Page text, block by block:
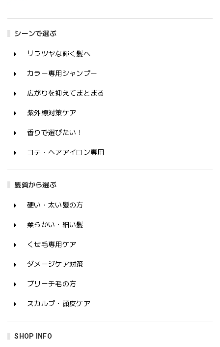
シーンで選ぶ
サラツヤな輝く髪へ
カラー専用シャンプー
広がりを抑えてまとまる
紫外線対策ケア
香りで選びたい！
コテ・ヘアアイロン専用
髪質から選ぶ
硬い・太い髪の方
柔らかい・細い髪
くせ毛専用ケア
ダメージケア対策
ブリーチ毛の方
スカルプ・頭皮ケア
SHOP INFO